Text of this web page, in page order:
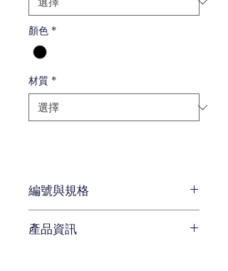
顏色 *
材質 *
編號與規格
81.28 cm
產品資訊